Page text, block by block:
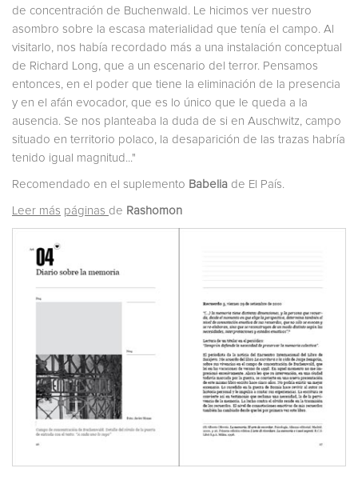
de concentración de Buchenwald. Le hicimos ver nuestro
asombro sobre la escasa materialidad que tenía el campo. Al
visitarlo, nos había recordado más a una instalación conceptual
de Richard Long, que a un escenario del terror. Pensamos
entonces, en el poder que tiene la eliminación de la presencia
y en el afán evocador, que es lo único que le queda a la
ausencia. Se nos planteaba la duda de si en Auschwitz, campo
situado en territorio polaco, la desaparición de las trazas habría
tenido igual magnitud..."
Recomendado en el suplemento Babelia de El País.
Leer más páginas de Rashomon